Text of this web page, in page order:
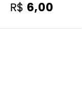
R$ 6,00